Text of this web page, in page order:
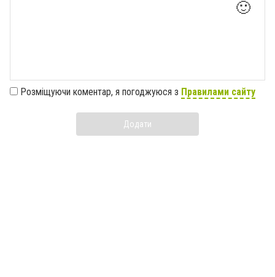
🙂
Розміщуючи коментар, я погоджуюся з Правилами сайту
Додати